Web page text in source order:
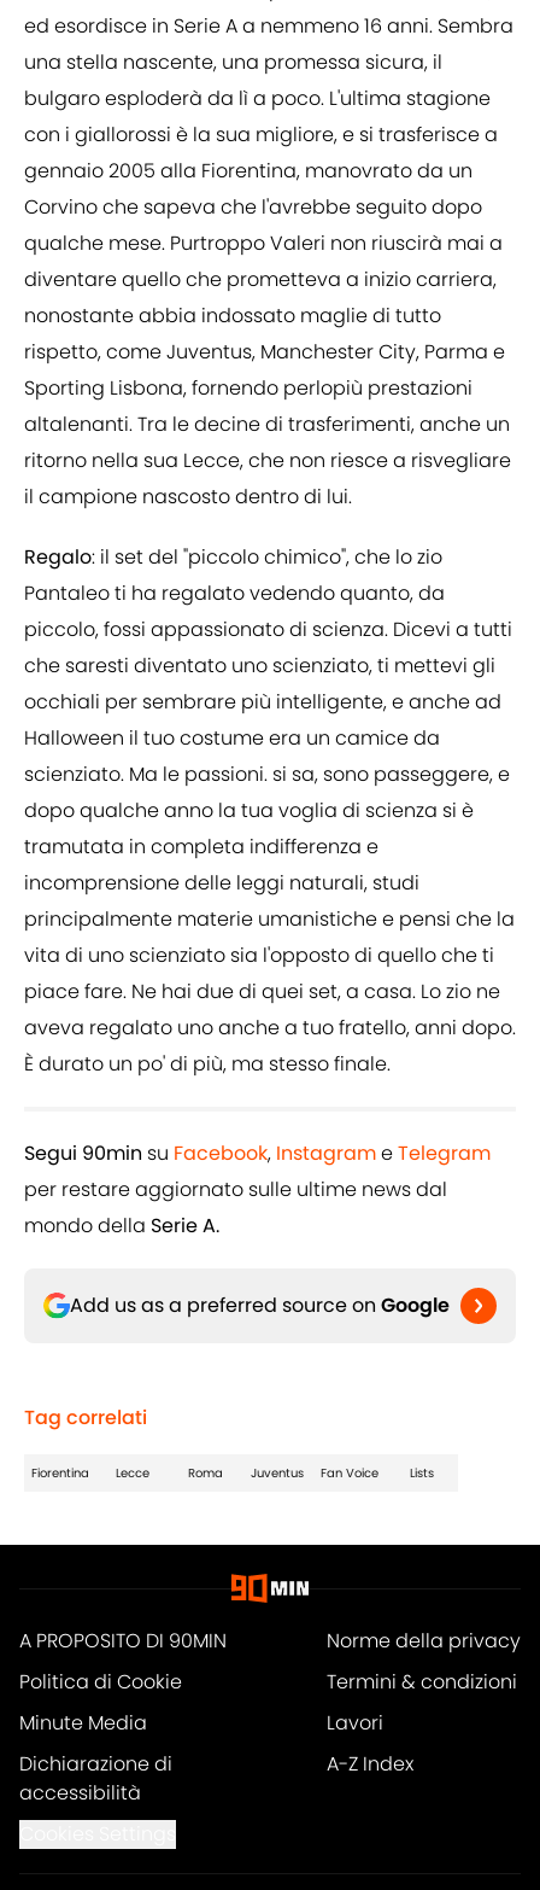
ed esordisce in Serie A a nemmeno 16 anni. Sembra
una stella nascente, una promessa sicura, il
bulgaro esploderà da lì a poco. L'ultima stagione
con i giallorossi è la sua migliore, e si trasferisce a
gennaio 2005 alla Fiorentina, manovrato da un
Corvino che sapeva che l'avrebbe seguito dopo
qualche mese. Purtroppo Valeri non riuscirà mai a
diventare quello che prometteva a inizio carriera,
nonostante abbia indossato maglie di tutto
rispetto, come Juventus, Manchester City, Parma e
Sporting Lisbona, fornendo perlopiù prestazioni
altalenanti. Tra le decine di trasferimenti, anche un
ritorno nella sua Lecce, che non riesce a risvegliare
il campione nascosto dentro di lui.
Regalo: il set del "piccolo chimico", che lo zio
Pantaleo ti ha regalato vedendo quanto, da
piccolo, fossi appassionato di scienza. Dicevi a tutti
che saresti diventato uno scienziato, ti mettevi gli
occhiali per sembrare più intelligente, e anche ad
Halloween il tuo costume era un camice da
scienziato. Ma le passioni. si sa, sono passeggere, e
dopo qualche anno la tua voglia di scienza si è
tramutata in completa indifferenza e
incomprensione delle leggi naturali, studi
principalmente materie umanistiche e pensi che la
vita di uno scienziato sia l'opposto di quello che ti
piace fare. Ne hai due di quei set, a casa. Lo zio ne
aveva regalato uno anche a tuo fratello, anni dopo.
È durato un po' di più, ma stesso finale.
Segui 90min su Facebook, InstagrameTelegram
per restare aggiornato sulle ultime news dal
mondo della Serie A.
Add us as a preferred source on Google
Tag correlati
Fiorentina Lecce Roma Juventus Fan Voice Lists
A PROPOSITO DI 90MIN
Norme della privacy
Politica di Cookie
Termini & condizioni
Minute Media
Lavori
Dichiarazione di
accessibilità
A-Z Index